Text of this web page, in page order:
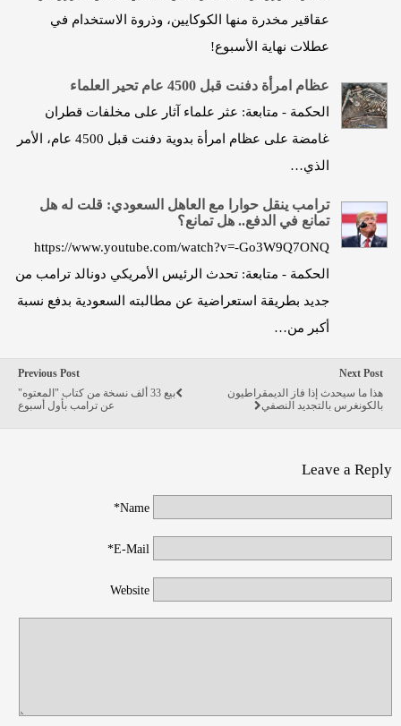
عقاقير مخدرة منها الكوكايين، وذروة الاستخدام في
عطلات نهاية الأسبوع!
عظام امرأة دفنت قبل 4500 عام تحير العلماء
الحكمة - متابعة: عثر علماء آثار على مخلفات قطران
غامضة على عظام امرأة بدوية دفنت قبل 4500 عام، الأمر
الذي…
ترامب ينقل حوارا مع العاهل السعودي: قلت له هل
تمانع في الدفع.. هل تمانع؟
https://www.youtube.com/watch?v=-Go3W9Q7ONQ
الحكمة - متابعة: تحدث الرئيس الأمريكي دونالد ترامب من
جديد بطريقة استعراضية عن مطالبته السعودية بدفع نسبة
أكبر من…
Previous Post
بيع 33 ألف نسخة من كتاب "المعتوه"
عن ترامب بأول أسبوع
Next Post
هذا ما سيحدث إذا فاز الديمقراطيون
بالكونغرس بالتجديد النصفي
Leave a Reply
Name*
E-Mail*
Website